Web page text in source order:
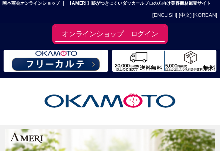
岡本商会オンラインショップ ｜ 【AMERI】跡がつきにくいダッカールプロの方向け美容商材卸売サイト
[ENGLISH] [中文] [KOREAN]
オンラインショップ ログイン